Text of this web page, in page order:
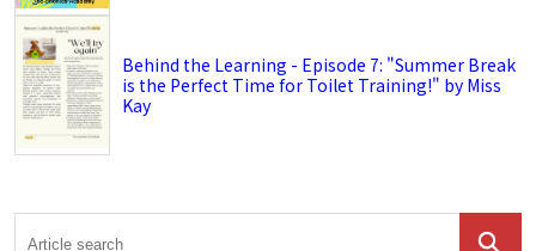
Behind the Learning - Episode 7: "Summer Break
is the Perfect Time for Toilet Training!" by Miss
Kay